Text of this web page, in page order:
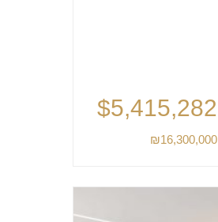
$5,415,282
₪16,300,000